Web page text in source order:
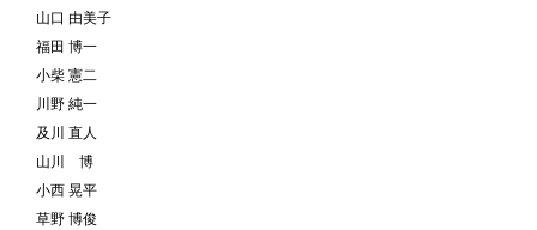
山口 由美子
福田 博一
小柴 憲二
川野 純一
及川 直人
山川 博
小西 晃平
草野 博俊